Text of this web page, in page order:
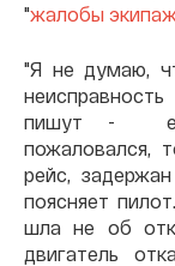
"жалобы
"Я не думаю,
пишут -
пожаловался,
рейс,
поясняет
шла не об
двигатель